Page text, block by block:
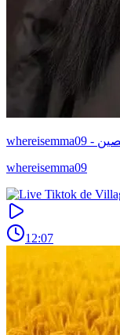
whereisemma09
12:07